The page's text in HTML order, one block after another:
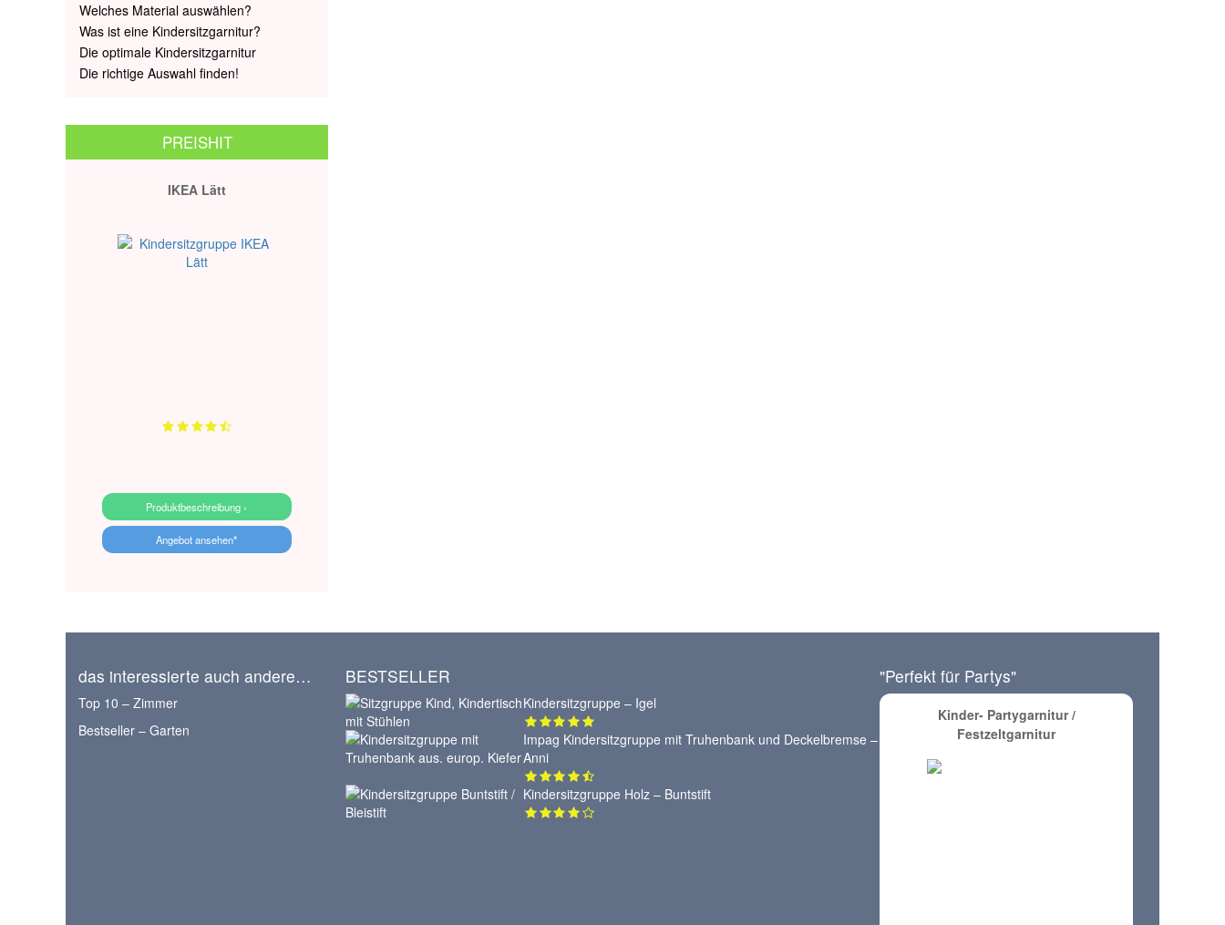
Welches Material auswählen?
Was ist eine Kindersitzgarnitur?
Die optimale Kindersitzgarnitur
Die richtige Auswahl finden!
PREISHIT
IKEA Lätt
Produktbeschreibung ›
Angebot ansehen*
das interessierte auch andere…
Top 10 – Zimmer
Bestseller – Garten
BESTSELLER
Kindersitzgruppe – Igel
Impag Kindersitzgruppe mit Truhenbank und Deckelbremse –
Anni
Kindersitzgruppe Holz – Buntstift
"Perfekt für Partys"
Kinder- Partygarnitur /
Festzeltgarnitur